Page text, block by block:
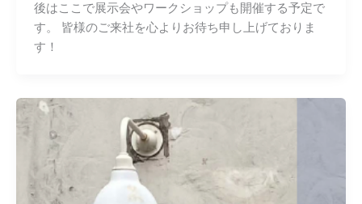
後はここで展示会やワークショップも開催する予定で
す。 皆様のご来社を心よりお待ち申し上げておりま
す！